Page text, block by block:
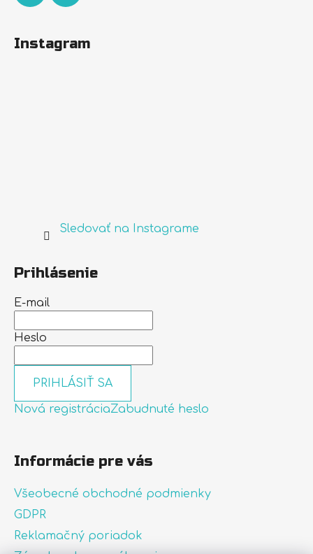
Instagram
Sledovať na Instagrame
Prihlásenie
E-mail
Heslo
PRIHLÁSIŤ SA
Nová registráciaZabudnuté heslo
Informácie pre vás
Všeobecné obchodné podmienky
GDPR
Reklamačný poriadok